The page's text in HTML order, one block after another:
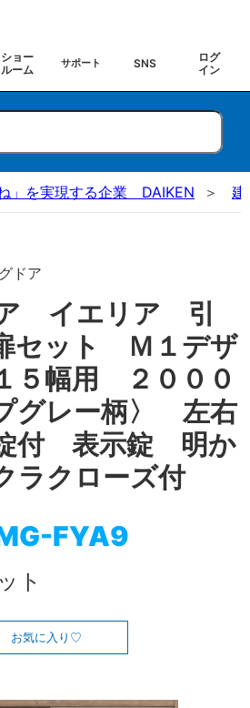
ショー
ルーム
サポート SNS
ログ
イン
」を実現する企業 DAIKEN 建
ドア
イエリア 引
セット Ｍ１デザ
５幅用 ２０００
グレー柄〉 左右
付 表示錠 明か
ラクローズ付
FYA9
ト
お気に入り